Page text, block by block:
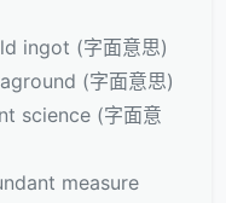
ingot (字面意思)
(字面意思)
science (字面意
measure